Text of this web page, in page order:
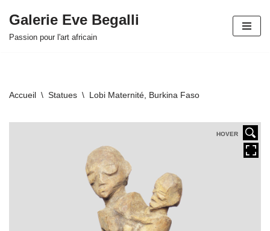
Aller
Galerie Eve Begalli
Passion pour l'art africain
Accueil \ Statues \ Lobi Maternité, Burkina Faso
HOVER